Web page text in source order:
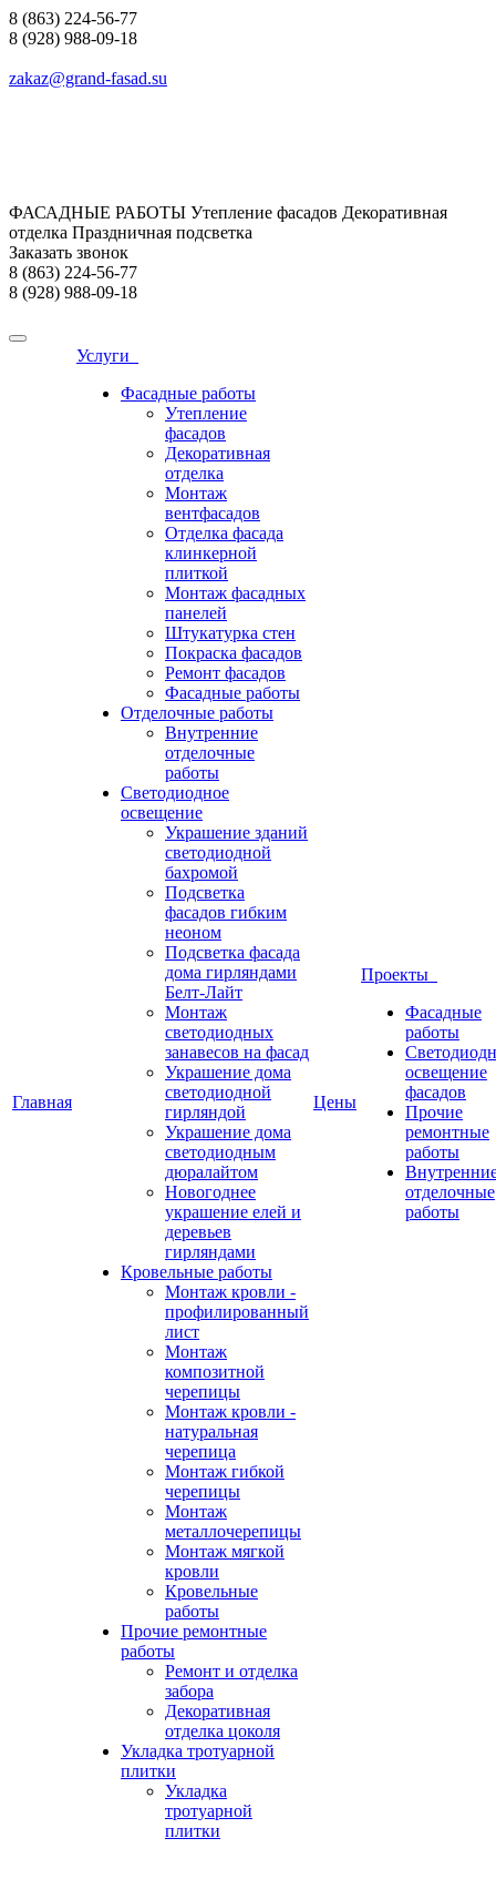
8 (863) 224-56-77
8 (928) 988-09-18
zakaz@grand-fasad.su
ФАСАДНЫЕ РАБОТЫ Утепление фасадов Декоративная
отделка Праздничная подсветка
Заказать звонок
8 (863) 224-56-77
8 (928) 988-09-18
Главная
Услуги
Фасадные работы
Утепление
фасадов
Декоративная
отделка
Монтаж
вентфасадов
Отделка фасада
клинкерной
плиткой
Монтаж фасадных
панелей
Штукатурка стен
Покраска фасадов
Ремонт фасадов
Фасадные работы
Отделочные работы
Внутренние
отделочные
работы
Светодиодное
освещение
Украшение зданий
светодиодной
бахромой
Подсветка
фасадов гибким
неоном
Подсветка фасада
дома гирляндами
Белт-Лайт
Монтаж
светодиодных
занавесов на фасад
Украшение дома
светодиодной
гирляндой
Украшение дома
светодиодным
дюралайтом
Новогоднее
украшение елей и
деревьев
гирляндами
Кровельные работы
Монтаж кровли -
профилированный
лист
Монтаж
композитной
черепицы
Монтаж кровли -
натуральная
черепица
Монтаж гибкой
черепицы
Монтаж
металлочерепицы
Монтаж мягкой
кровли
Кровельные
работы
Прочие ремонтные
работы
Ремонт и отделка
забора
Декоративная
отделка цоколя
Укладка тротуарной
плитки
Укладка
тротуарной
плитки
Цены
Проекты
Фасадные
работы
освещение
фасадов
Прочие
ремонтные
работы
отделочные
работы